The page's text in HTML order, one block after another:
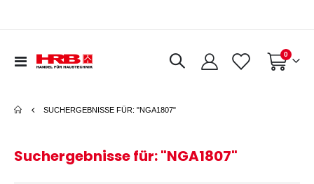
Navigation
Warenkorb
0Artikel
SUCHERGEBNISSE FÜR: "NGA1807"
Suchergebnisse für: "NGA1807"